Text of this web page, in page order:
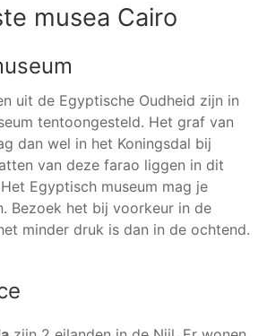
musea Cairo
uit de Egyptische Oudheid zijn in
tentoongesteld. Het graf van
dan wel in het Koningsdal bij
van deze farao liggen in dit
Egyptisch museum mag je
Bezoek het bij voorkeur in de
minder druk is dan in de ochtend.